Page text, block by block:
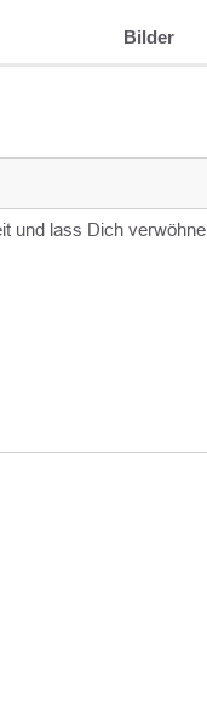
Bilder